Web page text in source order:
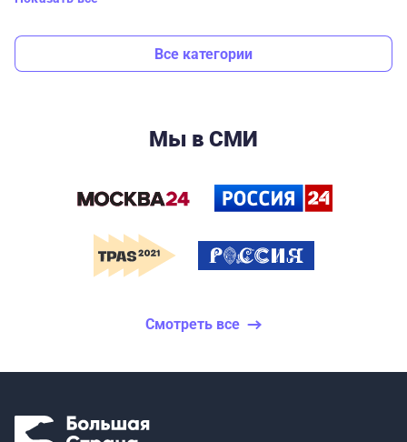
Все категории
Мы в СМИ
Смотреть все